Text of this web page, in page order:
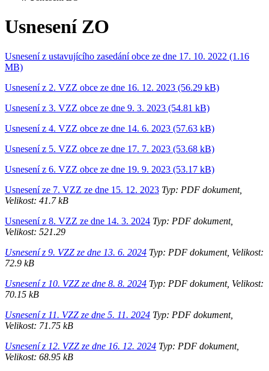
Usnesení ZO
Usnesení z ustavujícího zasedání obce ze dne 17. 10. 2022 (1.16
MB)
Usnesení z 2. VZZ obce ze dne 16. 12. 2023 (56.29 kB)
Usnesení z 3. VZZ obce ze dne 9. 3. 2023 (54.81 kB)
Usnesení z 4. VZZ obce ze dne 14. 6. 2023 (57.63 kB)
Usnesení z 5. VZZ obce ze dne 17. 7. 2023 (53.68 kB)
Usnesení z 6. VZZ obce ze dne 19. 9. 2023 (53.17 kB)
Usnesení ze 7. VZZ ze dne 15. 12. 2023 Typ: PDF dokument,
Velikost: 41.7 kB
Usnesení z 8. VZZ ze dne 14. 3. 2024 Typ: PDF dokument,
Velikost: 521.29
Usnesení z 9. VZZ ze dne 13. 6. 2024 Typ: PDF dokument, Velikost:
72.9 kB
Usnesení z 10. VZZ ze dne 8. 8. 2024 Typ: PDF dokument, Velikost:
70.15 kB
Usnesení z 11. VZZ ze dne 5. 11. 2024 Typ: PDF dokument,
Velikost: 71.75 kB
Usnesení z 12. VZZ ze dne 16. 12. 2024 Typ: PDF dokument,
Velikost: 68.95 kB